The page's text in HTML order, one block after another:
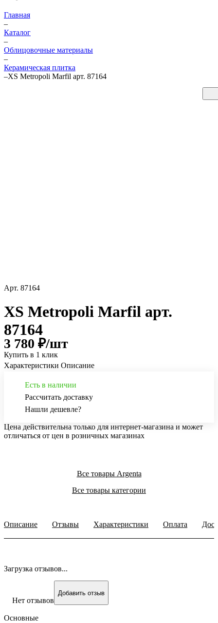
Главная
–
Каталог
–
Облицовочные материалы
–
Керамическая плитка
–XS Metropoli Marfil арт. 87164
Арт. 87164
XS Metropoli Marfil арт.
87164
3 780 ₽/шт
Купить в 1 клик
Характеристики Описание
Есть в наличии
Рассчитать доставку
Нашли дешевле?
Цена действительна только для интернет-магазина и может
отличаться от цен в розничных магазинах
Все товары Argenta
Все товары категории
Описание Отзывы Характеристики Оплата
Загрузка отзывов...
Нет отзывов
Добавить отзыв
Основные